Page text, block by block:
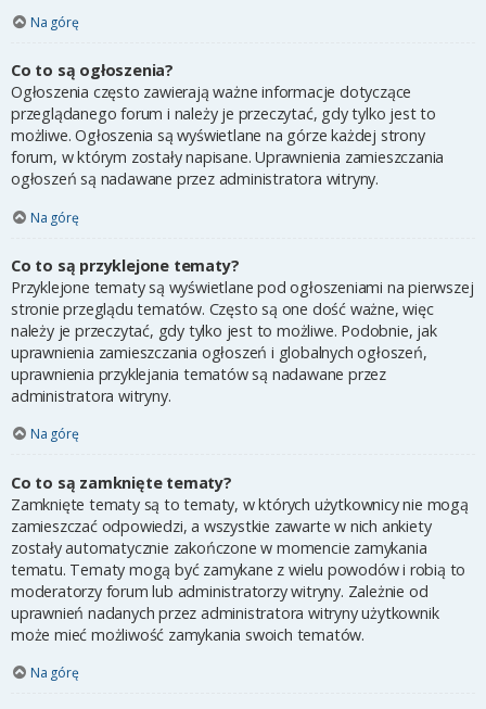
Na górę
Co to są ogłoszenia?
Ogłoszenia często zawierają ważne informacje dotyczące
przeglądanego forum i należy je przeczytać, gdy tylko jest to
możliwe. Ogłoszenia są wyświetlane na górze każdej strony
forum, w którym zostały napisane. Uprawnienia zamieszczania
ogłoszeń są nadawane przez administratora witryny.
Na górę
Co to są przyklejone tematy?
Przyklejone tematy są wyświetlane pod ogłoszeniami na pierwszej
stronie przeglądu tematów. Często są one dość ważne, więc
należy je przeczytać, gdy tylko jest to możliwe. Podobnie, jak
uprawnienia zamieszczania ogłoszeń i globalnych ogłoszeń,
uprawnienia przyklejania tematów są nadawane przez
administratora witryny.
Na górę
Co to są zamknięte tematy?
Zamknięte tematy są to tematy, w których użytkownicy nie mogą
zamieszczać odpowiedzi, a wszystkie zawarte w nich ankiety
zostały automatycznie zakończone w momencie zamykania
tematu. Tematy mogą być zamykane z wielu powodów i robią to
moderatorzy forum lub administratorzy witryny. Zależnie od
uprawnień nadanych przez administratora witryny użytkownik
może mieć możliwość zamykania swoich tematów.
Na górę